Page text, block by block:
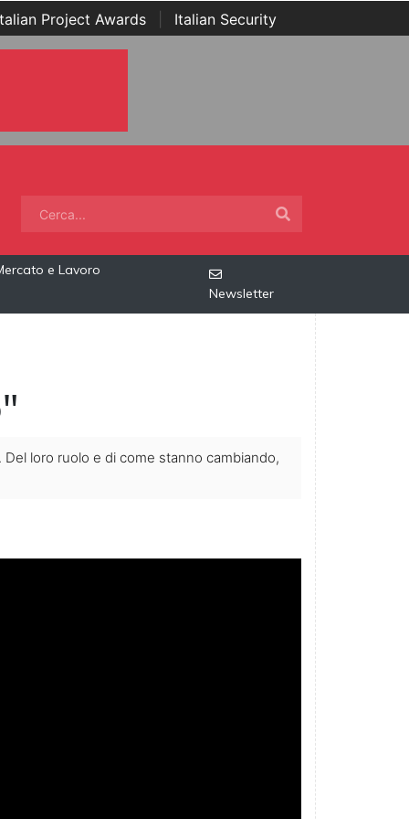
Project Awards Italian Security
e Lavoro
Newsletter
loro ruolo e di come stanno cambiando,